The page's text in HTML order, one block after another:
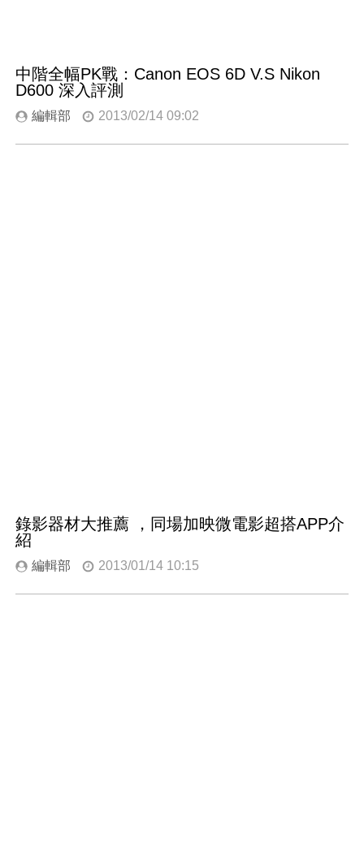
中階全幅PK戰：Canon EOS 6D V.S Nikon
D600 深入評測
編輯部 2013/02/14 09:02
錄影器材大推薦 ，同場加映微電影超搭APP介
紹
編輯部 2013/01/14 10:15